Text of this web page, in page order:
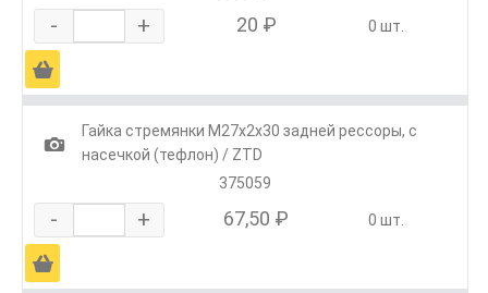
- + 20 ₽ 0 шт.
Ä
1
Гайка стремянки М27х2х30 задней рессоры, с
насечкой (тефлон) / ZTD
375059
- + 67,50 ₽ 0 шт.
Ä